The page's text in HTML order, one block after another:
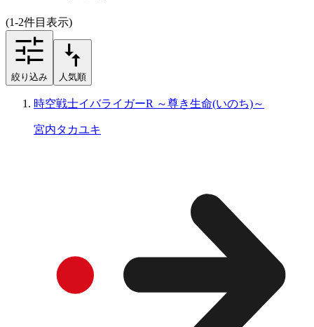
(1-2件目表示)
絞り込み 人気順
時空戦士イバライガーR ～尊き生命(いのち)～
宮内タカユキ